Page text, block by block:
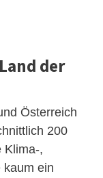
der
Österreich
200
Klima-,
kaum ein